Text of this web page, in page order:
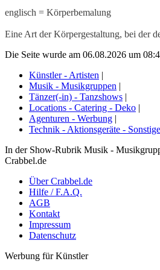
englisch = Körperbemalung
Eine Art der Körpergestaltung, bei der
Die Seite wurde am 06.08.2026 um
Künstler - Artisten |
Musik - Musikgruppen |
Tänzer(-in) - Tanzshows |
Locations - Catering - Deko |
Agenturen - Werbung |
Technik - Aktionsgeräte -
In der Show-Rubrik Musik -
Crabbel.de
Über Crabbel.de
Hilfe / F.A.Q.
AGB
Kontakt
Impressum
Datenschutz
Werbung für Künstler